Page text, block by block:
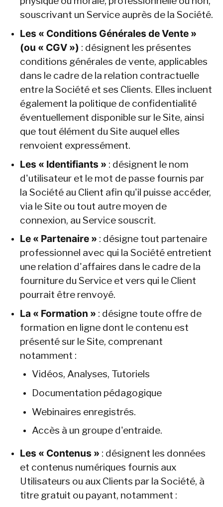
souscrivant un Service auprès de la Société.
Les « Conditions Générales de Vente »
(ou « CGV ») : désignent les présentes
conditions générales de vente, applicables
dans le cadre de la relation contractuelle
entre la Société et ses Clients. Elles incluent
également la politique de confidentialité
éventuellement disponible sur le Site, ainsi
que tout élément du Site auquel elles
renvoient expressément.
Les « Identifiants » : désignent le nom
d'utilisateur et le mot de passe fournis par
la Société au Client afin qu'il puisse accéder,
via le Site ou tout autre moyen de
connexion, au Service souscrit.
Le « Partenaire » : désigne tout partenaire
professionnel avec qui la Société entretient
une relation d'affaires dans le cadre de la
fourniture du Service et vers qui le Client
pourrait être renvoyé.
La « Formation » : désigne toute offre de
formation en ligne dont le contenu est
présenté sur le Site, comprenant
notamment :
Vidéos, Analyses, Tutoriels
Documentation pédagogique
Webinaires enregistrés.
Accès à un groupe d'entraide.
Les « Contenus » : désignent les données
et contenus numériques fournis aux
Utilisateurs ou aux Clients par la Société, à
titre gratuit ou payant, notamment :